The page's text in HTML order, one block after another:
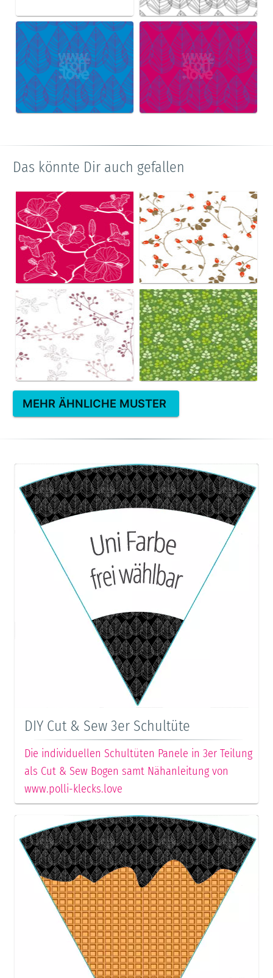
Das könnte Dir auch gefallen
MEHR ÄHNLICHE MUSTER
DIY Cut & Sew 3er Schultüte
Die individuellen Schultüten Panele in 3er Teilung
als Cut & Sew Bogen samt Nähanleitung von
www.polli-klecks.love